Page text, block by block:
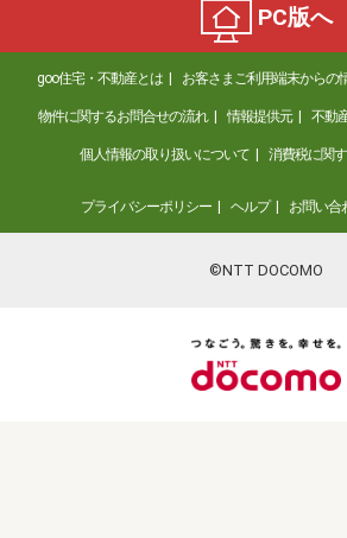
PC版へ
goo住宅・不動産とは お客さまご利用端末からの
物件に関するお問合せの流れ 情報提供元 不動
個人情報の取り扱いについて 消費税に関
プライバシーポリシー ヘルプ お問い合
©NTT DOCOMO